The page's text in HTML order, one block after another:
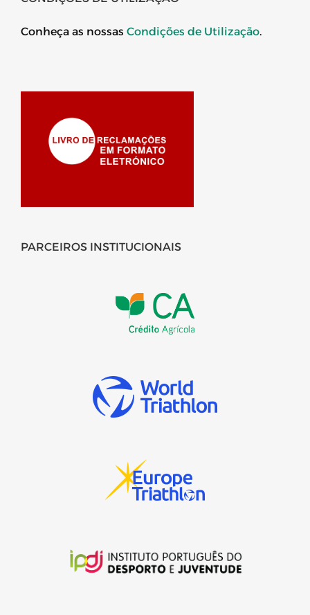
Conheça as nossas Condições de Utilização.
PARCEIROS INSTITUCIONAIS